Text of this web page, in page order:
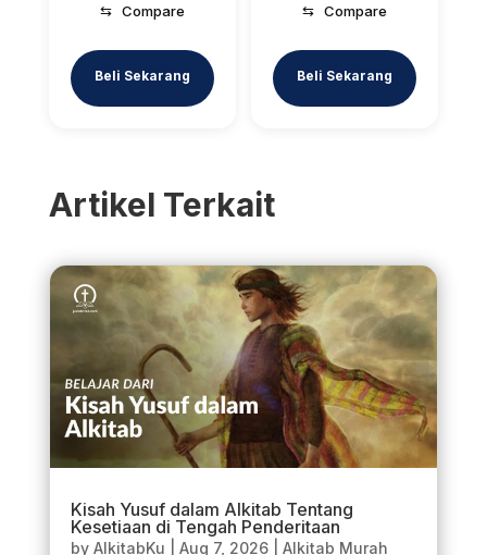
⇆ Compare ⇆ Compare
Artikel Terkait
Kisah Yusuf dalam Alkitab Tentang
Kesetiaan di Tengah Penderitaan
by AlkitabKu Aug 7, 2026| Alkitab Murah